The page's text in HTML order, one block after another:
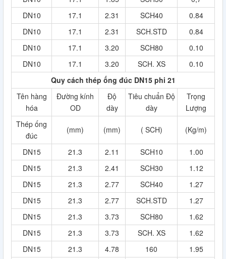
DN10
17.1 2.31 SCH40
0.84
DN10
17.1 2.31 SCH.STD
0.84
DN10
17.1 3.20 SCH80
0.10
DN10
17.1 3.20 SCH. XS
0.10
Quy cách thép ống đúc DN15 phi 21
Tên hàng
hóa
Đường kính
OD
Độ
dày
Tiêu chuẩn Độ
dày
Trọng
Lượng
Thép ống
đúc
(mm) (mm) ( SCH) (Kg/m)
DN15 21.3 2.11 SCH10
1.00
DN15
21.3 2.41 SCH30
1.12
DN15
21.3 2.77 SCH40
1.27
DN15
21.3 2.77 SCH.STD
1.27
DN15
21.3 3.73 SCH80
1.62
DN15
21.3 3.73 SCH. XS
1.62
DN15
21.3 4.78 160
1.95